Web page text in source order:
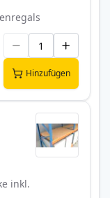
Hinzufügen
inkl.